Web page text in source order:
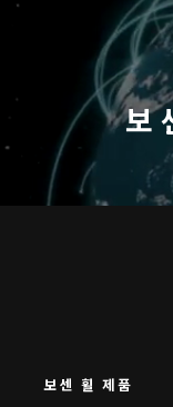
보
보센 휠 제품